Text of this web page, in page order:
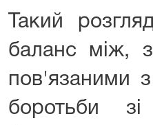
Такий
баланс між,
пов'язаними з
боротьби